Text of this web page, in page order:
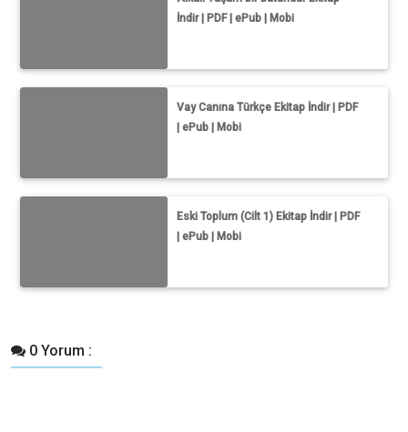
İndir | PDF | ePub | Mobi
Vay Canına Türkçe Ekitap İndir | PDF
| ePub | Mobi
Eski Toplum (Cilt 1) Ekitap İndir | PDF
| ePub | Mobi
0 Yorum :